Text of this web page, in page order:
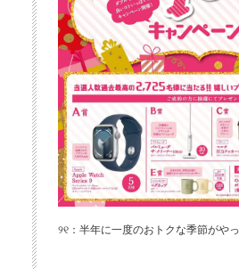
୨୧：半年に一度のおトクな季節がや